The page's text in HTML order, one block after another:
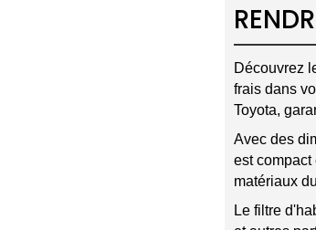
Découvrez
frais dans
Toyota,
Avec des
est
matériaux
Le filtre